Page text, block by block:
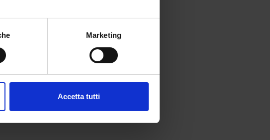
di qualche metro,
cookie.
Marketing
Accetta tutti